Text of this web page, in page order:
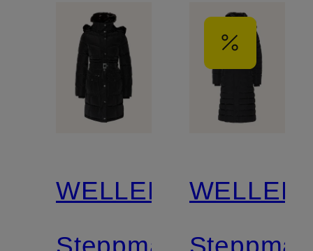
abnehmbarem
Kunstpelz
WELLENSTEYN